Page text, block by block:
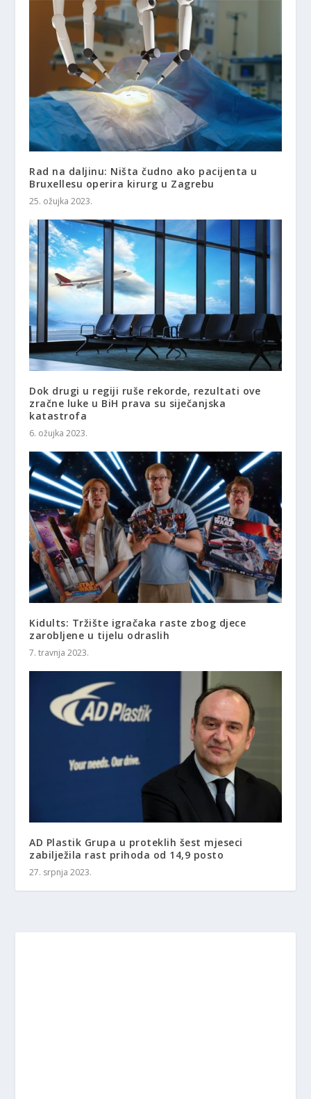
Rad na daljinu: Ništa čudno ako pacijenta u
Bruxellesu operira kirurg u Zagrebu
25. ožujka 2023.
Dok drugi u regiji ruše rekorde, rezultati ove
zračne luke u BiH prava su siječanjska
katastrofa
6. ožujka 2023.
Kidults: Tržište igračaka raste zbog djece
zarobljene u tijelu odraslih
7. travnja 2023.
AD Plastik Grupa u proteklih šest mjeseci
zabilježila rast prihoda od 14,9 posto
27. srpnja 2023.